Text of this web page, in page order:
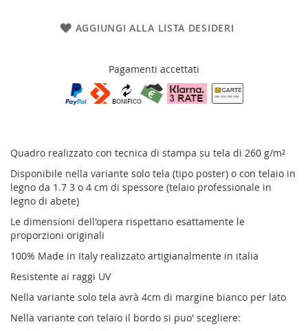
AGGIUNGI ALLA LISTA DESIDERI
Pagamenti accettati
Quadro realizzato con tecnica di stampa su tela di 260 g/m²
Disponibile nella variante solo tela (tipo poster) o con telaio in
legno da 1.7 3 o 4 cm di spessore (telaio professionale in
legno di abete)
Le dimensioni dell'opera rispettano esattamente le
proporzioni originali
100% Made in Italy realizzato artigianalmente in italia
Resistente ai raggi UV
Nella variante solo tela avrà 4cm di margine bianco per lato
Nella variante con telaio il bordo si puo' scegliere: